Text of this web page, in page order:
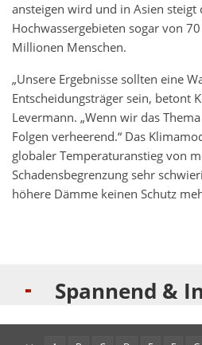
ansteigen wird und in Asien steigt
Hochwassergebieten sogar von
Millionen Menschen.
„Unsere Ergebnisse sollten eine
Entscheidungsträger sein, betont
Levermann. „Wenn wir das
Folgen verheerend.“ Das
globaler Temperaturanstieg von
Schadensbegrenzung sehr
höhere Dämme keinen Schutz
Spannend &